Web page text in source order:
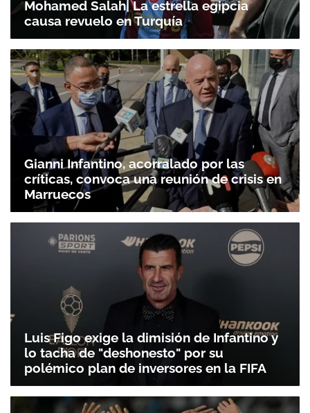
Mohamed Salah| La estrella egipcia
causa revuelo en Turquía
Gianni Infantino, acorralado por las
críticas, convoca una reunión de crisis en
Marruecos
Luis Figo exige la dimisión de Infantino y
lo tacha de "deshonesto" por su
polémico plan de inversores en la FIFA